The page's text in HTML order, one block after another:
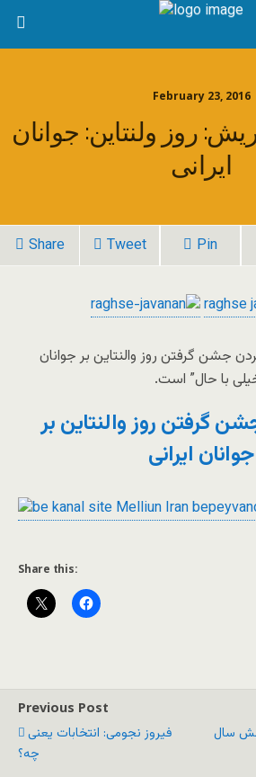
February 23, 2016
روز ولنتاین: جوانان
ایرانی
Share Tweet Pin
raghse
جشن گرفتن روز والنتاین بر جوانان
با حال” است.
گرفتن روز والنتاین بر
جوانان ایرانی
Share this:
Previous Post
فیروز نجومی: انتخابات یعنی
چه؟
شش سال